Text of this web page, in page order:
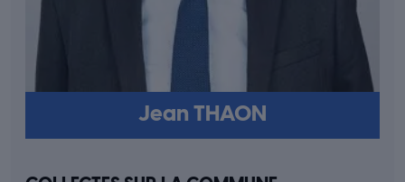
Jean THAON